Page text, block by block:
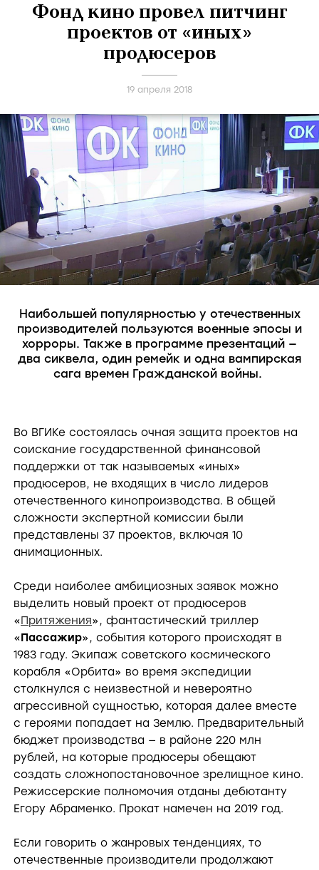
Фонд кино провел питчинг
проектов от «иных»
продюсеров
19 апреля 2018
Наибольшей популярностью у отечественных
производителей пользуются военные эпосы и
хорроры. Также в программе презентаций —
два сиквела, один ремейк и одна вампирская
сага времен Гражданской войны.
Во ВГИКе состоялась очная защита проектов на
соискание государственной финансовой
поддержки от так называемых «иных»
продюсеров, не входящих в число лидеров
отечественного кинопроизводства. В общей
сложности экспертной комиссии были
представлены 37 проектов, включая 10
анимационных.
Среди наиболее амбициозных заявок можно
выделить новый проект от продюсеров
«Притяжения», фантастический триллер
«Пассажир», события которого происходят в
1983 году. Экипаж советского космического
корабля «Орбита» во время экспедиции
столкнулся с неизвестной и невероятно
агрессивной сущностью, которая далее вместе
с героями попадает на Землю. Предварительный
бюджет производства — в районе 220 млн
рублей, на которые продюсеры обещают
создать сложнопостановочное зрелищное кино.
Режиссерские полномочия отданы дебютанту
Егору Абраменко. Прокат намечен на 2019 год.
Если говорить о жанровых тенденциях, то
отечественные производители продолжают